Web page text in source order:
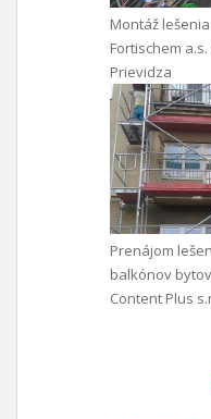
Montáž
Fortischem
Prievidza
Prenájom
balkónov
Content Plus